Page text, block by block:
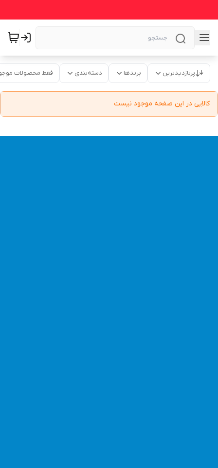
پربازدیدترین برندها دسته‌بندی فقط محصولات
کالایی در این صفحه موجود نیست